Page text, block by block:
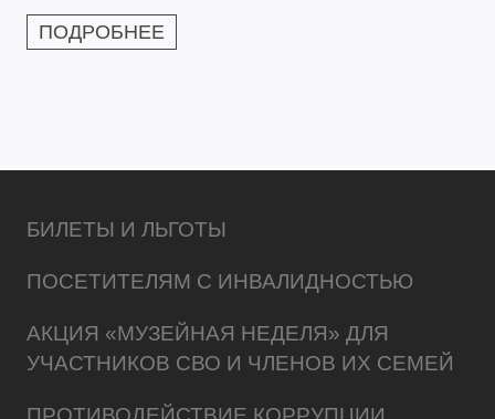
ПОДРОБНЕЕ
БИЛЕТЫ И ЛЬГОТЫ
ПОСЕТИТЕЛЯМ С ИНВАЛИДНОСТЬЮ
АКЦИЯ «МУЗЕЙНАЯ НЕДЕЛЯ» ДЛЯ
УЧАСТНИКОВ СВО И ЧЛЕНОВ ИХ СЕМЕЙ